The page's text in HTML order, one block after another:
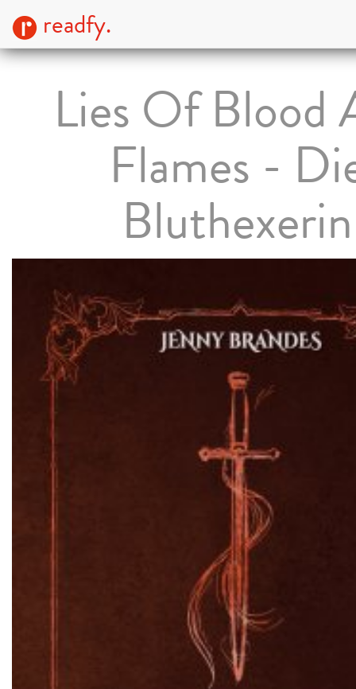
readfy.
Lies Of Blood
Flames -
Bluthexerin